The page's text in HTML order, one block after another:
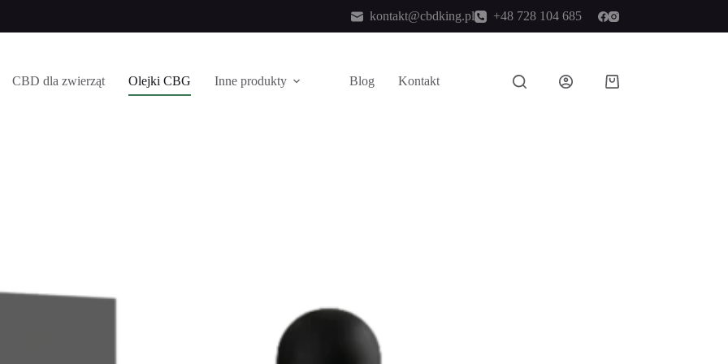
kontakt@cbdking.pl +48 728 104 685
CBD dla zwierząt Olejki CBG Inne produkty Blog Kontakt Koszyk